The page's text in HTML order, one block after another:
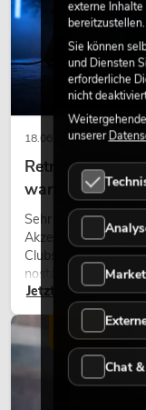
18.06.2026
Retro-Licht im
warmes Licht
Sehr warmes Licht,
Akzente prägen
Clubs und bei
nostalgischer
Gestaltungsmittel:
Charakter und kann
wirken lassen.
Jetzt lesen
LICHT
externe
bereitzustellen.
Sie können
und Diensten
erforderliche
nicht
unserer
Chat